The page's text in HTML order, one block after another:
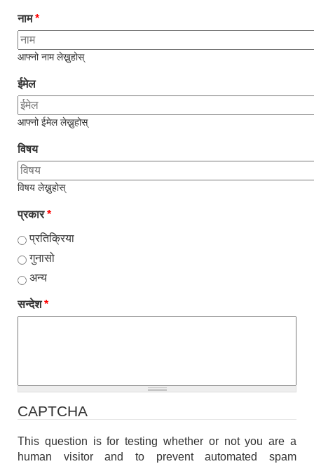
नाम*
आफ्नो नाम लेख्नुहोस्
ईमेल
आफ्नो ईमेल लेख्नुहोस्
विषय
विषय लेख्नुहोस्
प्रकार*
प्रतिक्रिया
गुनासो
अन्य
सन्देश*
CAPTCHA
This question is for testing whether or not you are a
human visitor and to prevent automated spam